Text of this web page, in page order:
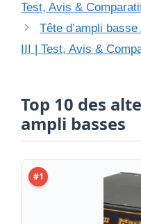
Test, Avis &
Tête d’ampli
III | Test, Avis &
Top 10 des
ampli basses
#1